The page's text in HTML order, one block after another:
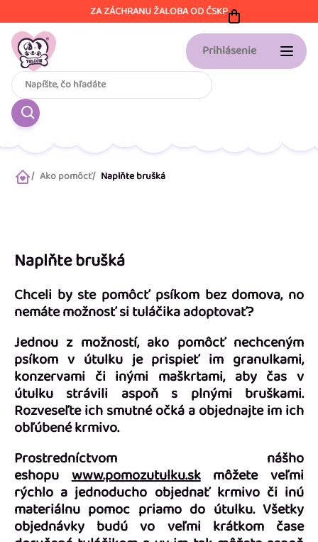
na
obsah
ZA ZÁCHRANU ŽALOBA OD ČSKP
Prihlásenie
DomovAko pomôcť Naplňte brušká
Naplňte brušká
Chceli by ste pomôcť psíkom bez domova, no
nemáte možnosť si tuláčika adoptovať?
Jednou z možností, ako pomôcť nechceným
psíkom v útulku je prispieť im granulkami,
konzervami či inými maškrtami, aby čas v
útulku strávili aspoň s plnými bruškami.
Rozveseľte ich smutné očká a objednajte im ich
obľúbené krmivo.
Prostredníctvom nášho
eshopu www.pomozutulku.sk môžete veľmi
rýchlo a jednoducho objednať krmivo či inú
materiálnu pomoc priamo do útulku. Všetky
objednávky budú vo veľmi krátkom čase